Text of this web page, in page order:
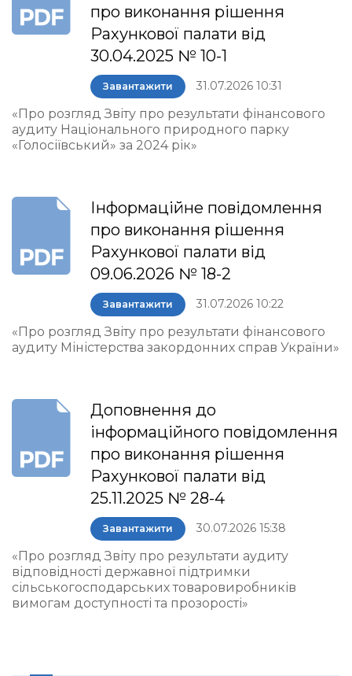
про виконання рішення
Рахункової палати від
30.04.2025 № 10-1
Завантажити 31.07.2026 10:31
«Про розгляд Звіту про результати фінансового
аудиту Національного природного парку
«Голосіївський» за 2024 рік»
Інформаційне повідомлення
про виконання рішення
Рахункової палати від
09.06.2026 № 18-2
Завантажити 31.07.2026 10:22
«Про розгляд Звіту про результати фінансового
аудиту Міністерства закордонних справ України»
Доповнення до
інформаційного повідомлення
про виконання рішення
Рахункової палати від
25.11.2025 № 28-4
Завантажити 30.07.2026 15:38
«Про розгляд Звіту про результати аудиту
відповідності державної підтримки
сільськогосподарських товаровиробників
вимогам доступності та прозорості»